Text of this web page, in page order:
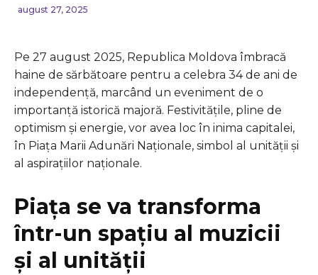
august 27, 2025
Pe 27 august 2025, Republica Moldova îmbracă
haine de sărbătoare pentru a celebra 34 de ani de
independență, marcând un eveniment de o
importanță istorică majoră. Festivitățile, pline de
optimism și energie, vor avea loc în inima capitalei,
în Piața Marii Adunări Naționale, simbol al unității și
al aspirațiilor naționale.
Piața se va transforma
într-un spațiu al muzicii
și al unității